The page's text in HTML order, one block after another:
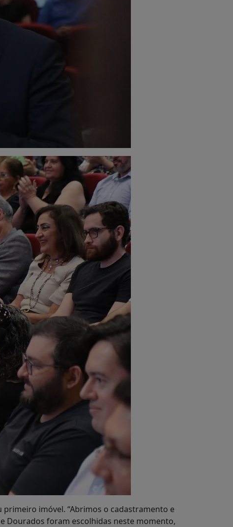
imóvel. “Abrimos o cadastramento e
Dourados foram escolhidas neste momento,